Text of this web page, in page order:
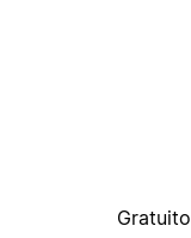
Gratuito